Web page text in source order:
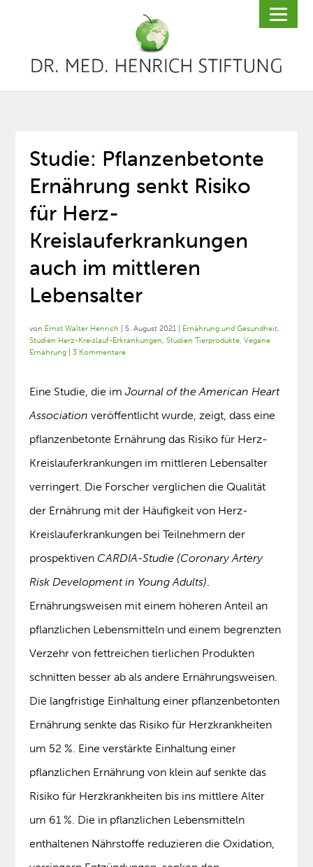
Studie: Pflanzenbetonte
Ernährung senkt Risiko
für Herz-
Kreislauferkrankungen
auch im mittleren
Lebensalter
von Ernst Walter Henrich |5. August 2021 Ernährung und Gesundheit,
Studien Herz-Kreislauf-Erkrankungen,Studien Tierprodukte,Vegane
Ernährung |3 Kommentare
Eine Studie, die imJournal of the American Heart
Association veröffentlicht wurde, zeigt, dass eine
pflanzenbetonte Ernährung das Risiko für Herz-
Kreislauferkrankungen im mittleren Lebensalter
verringert. Die Forscher verglichen die Qualität
der Ernährung mit der Häufigkeit von Herz-
Kreislauferkrankungen bei Teilnehmern der
prospektiven CARDIA-Studie (Coronary Artery
Risk Development in Young Adults).
Ernährungsweisen mit einem höheren Anteil an
pflanzlichen Lebensmitteln und einem begrenzten
Verzehr von fettreichen tierlichen Produkten
schnitten besser ab als andere Ernährungsweisen.
Die langfristige Einhaltung einer pflanzenbetonten
Ernährung senkte das Risiko für Herzkrankheiten
um 52 %. Eine verstärkte Einhaltung einer
pflanzlichen Ernährung von klein auf senkte das
Risiko für Herzkrankheiten bis ins mittlere Alter
um 61 %. Die in pflanzlichen Lebensmitteln
enthaltenen Nährstoffe reduzieren die Oxidation,